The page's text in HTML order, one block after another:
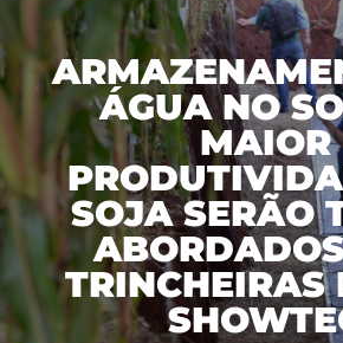
ÁGUA NO
MAIOR
SOJA SERÃO
TRINCHEIRAS